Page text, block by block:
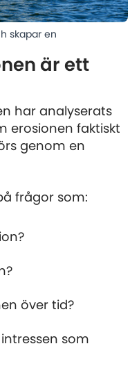
skapar en
är ett
har analyserats
erosionen faktiskt
genom en
frågor som:
över tid?
som